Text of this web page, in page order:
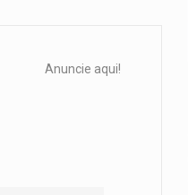
Anuncie aqui!